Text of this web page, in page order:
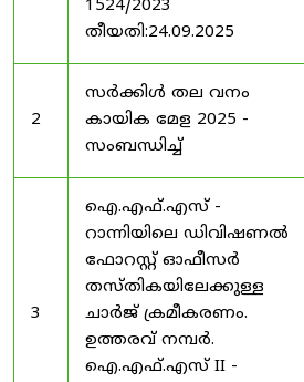
1524/2023
തീയതി:24.09.2025
2
സർക്കിൾ തല വനം
കായിക മേള 2025 -
സംബന്ധിച്ച്
3
ഐ.എഫ്.എസ് -
റാന്നിയിലെ ഡിവിഷണൽ
ഫോറസ്റ്റ് ഓഫീസർ
തസ്തികയിലേക്കുള്ള
ചാർജ് ക്രമീകരണം.
ഉത്തരവ് നമ്പർ.
ഐ.എഫ്.എസ് II -